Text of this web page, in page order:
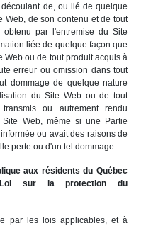
de, ou lié de quelque
Web, de son contenu et de tout
par l'entremise du Site
liée de quelque façon que
Web ou de tout produit acquis à
erreur ou omission dans tout
dommage de quelque nature
du Site Web ou de tout
ou autrement rendu
Web, même si une Partie
ou avait des raisons de
perte ou d'un tel dommage.
aux résidents du Québec
sur la protection du
par les lois applicables, et à